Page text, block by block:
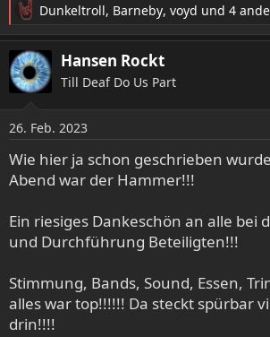
R
e
a
k
t
n
e
n
:
Dunkeltroll, Barneby, voyd und 4
Hansen Rockt
Till Deaf Do Us Part
26. Feb. 2023
Wie hier ja schon geschrieben
Abend war der Hammer!!!
Ein riesiges Dankeschön an alle bei
und Durchführung Beteiligten!!!
Stimmung, Bands, Sound, Essen,
alles war top!!!!!! Da steckt spürbar
drin!!!!